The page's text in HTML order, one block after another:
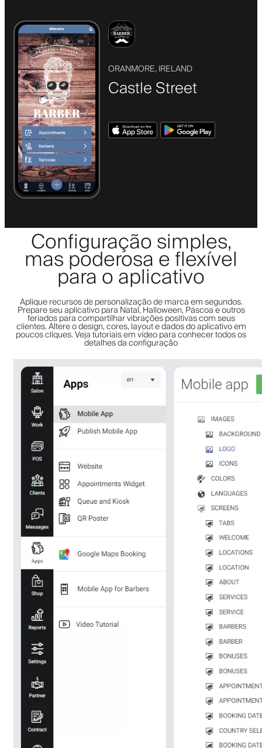
ORANMORE, IRELAND
Castle Street
Configuração simples,
mas poderosa e flexível
para o aplicativo
Aplique recursos de personalização de marca em segundos.
Prepare seu aplicativo para Natal, Halloween, Páscoa e outros
feriados para compartilhar vibrações positivas com seus
clientes. Altere o design, cores, layout e dados do aplicativo em
poucos cliques. Veja tutoriais em vídeo para conhecer todos os
detalhes da configuração